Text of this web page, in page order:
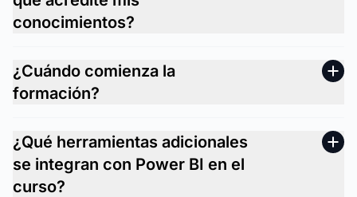
conocimientos?
¿Cuándo comienza la
formación?
¿Qué herramientas adicionales
se integran con Power BI en el
curso?